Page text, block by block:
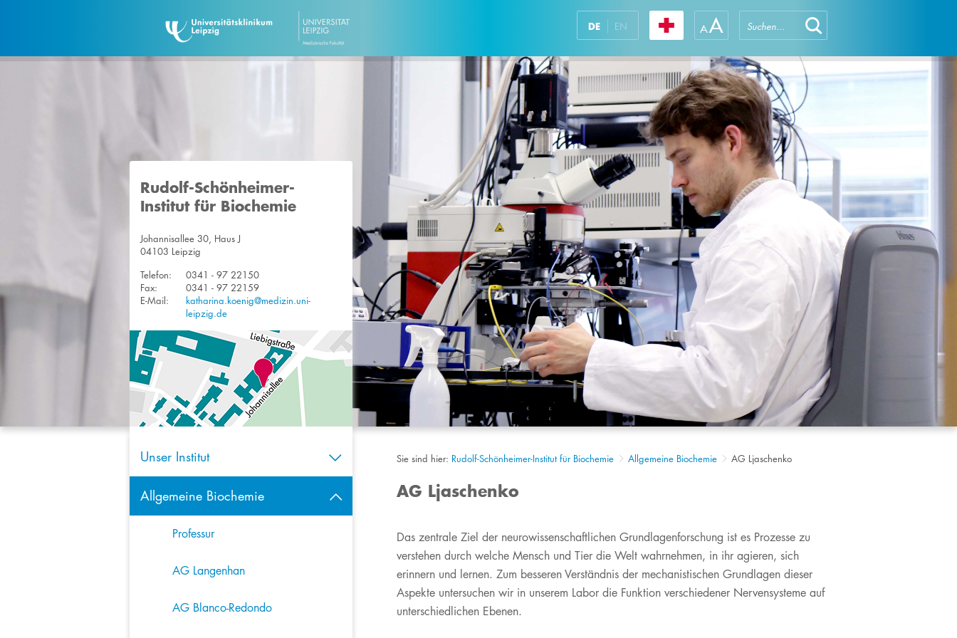
DE EN
Rudolf-Schönheimer-
Institut für Biochemie
Johannisallee 30, Haus J
04103 Leipzig
Telefon:
0341 - 97 22150
Fax:
0341 - 97 22159
E-Mail:
katharina.koenig@medizin.uni-
leipzig.de
Unser Institut
Allgemeine Biochemie
Professur
AG Langenhan
AG Blanco-Redondo
Sie sind hier: Rudolf-Schönheimer-Institut für Biochemie Allgemeine Biochemie AG Ljaschenko
AG Ljaschenko
​​Das zentrale Ziel der neurowissenschaftlichen Grundlagenforschung ist es Prozesse zu
verstehen durch welche Mensch und Tier die Welt wahrnehmen, in ihr agieren, sich
erinnern und lernen. Zum besseren Verständnis der mechanistischen Grundlagen dieser
Aspekte untersuchen wir in unserem Labor die Funktion verschiedener Nervensysteme auf
unterschiedlichen Ebenen.​​​​​